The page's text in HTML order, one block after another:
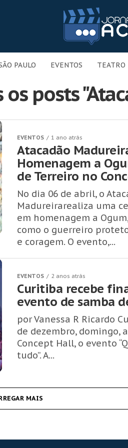
PAULO EVENTOS TEATRO
os posts
EVENTOS 1 ano atrás
Atacadão
Homenagem a
de Terreiro no
No dia 06 de abril, o
Madureirarealiza uma
em homenagem a
como o guerreiro
e coragem. O evento,...
EVENTOS 2 anos atrás
Curitiba recebe
evento de samba
por Vanessa R Ricardo
de dezembro, domingo,
Concept Hall, o evento
tudo”. A...
MAIS